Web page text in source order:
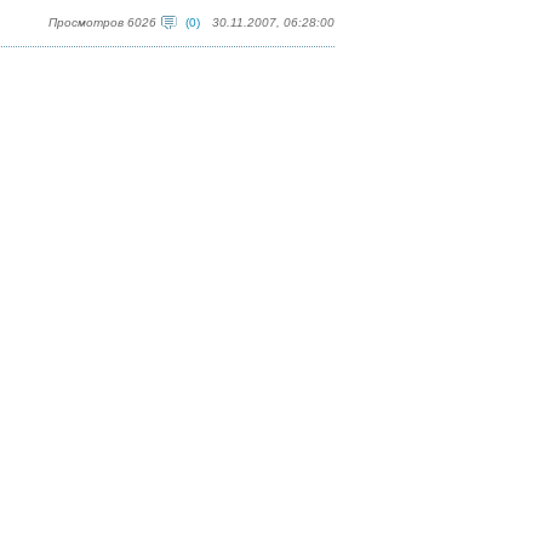
Просмотров 6026 (0) 30.11.2007, 06:28:00